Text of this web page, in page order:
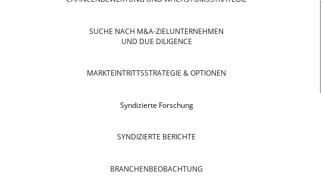
SUCHE NACH M&A-ZIELUNTERNEHMEN
UND DUE DILIGENCE
MARKTEINTRITTSSTRATEGIE & OPTIONEN
Syndizierte Forschung
SYNDIZIERTE BERICHTE
BRANCHENBEOBACHTUNG